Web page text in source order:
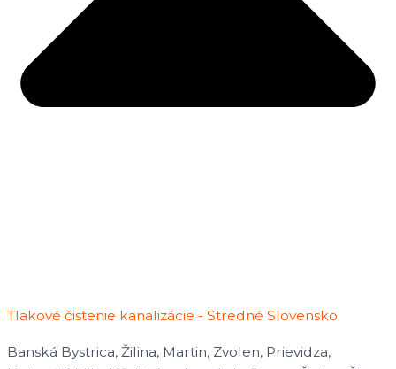
Tlakové čistenie kanalizácie - Stredné Slovensko
Banská Bystrica, Žilina, Martin, Zvolen, Prievidza,